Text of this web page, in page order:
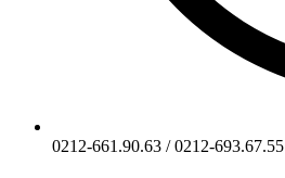
0212-661.90.63 / 0212-693.67.55